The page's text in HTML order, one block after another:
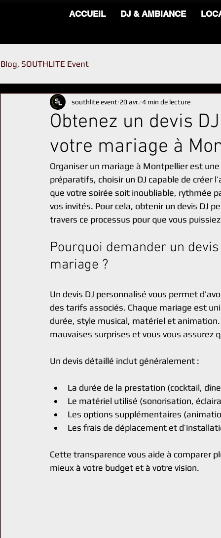
ACCUEIL DJ & AMBIANCE
Blog, SOUTHLITE Event
Obtenez un devis
votre mariage à
southlite event 20 avr. 4 min de lecture
Organiser un mariage à Montpellier est
préparatifs, choisir un DJ capable de créer
que votre soirée soit inoubliable, rythmée
vos invités. Pour cela, obtenir un devis DJ
travers ce processus pour que vous
Pourquoi demander un
mariage ?
Un devis DJ personnalisé vous permet
des tarifs associés. Chaque mariage est
durée, style musical, matériel et
mauvaises surprises et vous vous assurez
Un devis détaillé inclut généralement :
La durée de la prestation (cocktail,
Le matériel utilisé (sonorisation,
Les options supplémentaires
Les frais de déplacement et
Cette transparence vous aide à comparer
mieux à votre budget et à votre vision.